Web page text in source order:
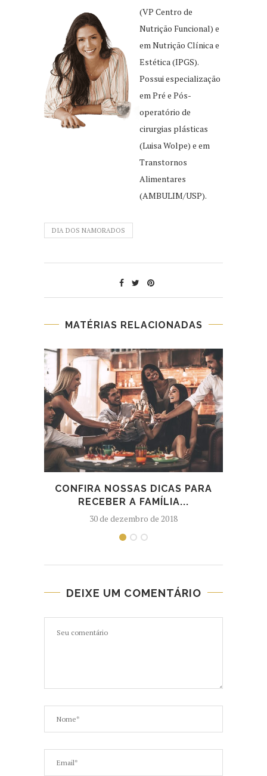
(VP Centro de
Nutrição Funcional) e
em Nutrição Clínica e
Estética (IPGS).
Possui especialização
em Pré e Pós-
operatório de
cirurgias plásticas
(Luisa Wolpe) e em
Transtornos
Alimentares
(AMBULIM/USP).
DIA DOS NAMORADOS
MATÉRIAS RELACIONADAS
CONFIRA NOSSAS DICAS PARA
RECEBER A FAMÍLIA...
30 de dezembro de 2018
DEIXE UM COMENTÁRIO